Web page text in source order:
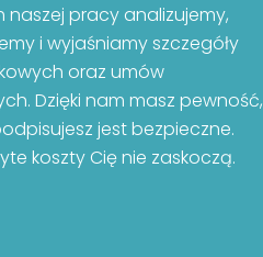
naszej pracy analizujemy,
i wyjaśniamy szczegóły
oraz umów
Dzięki nam masz pewność,
jest bezpieczne.
koszty Cię nie zaskoczą.